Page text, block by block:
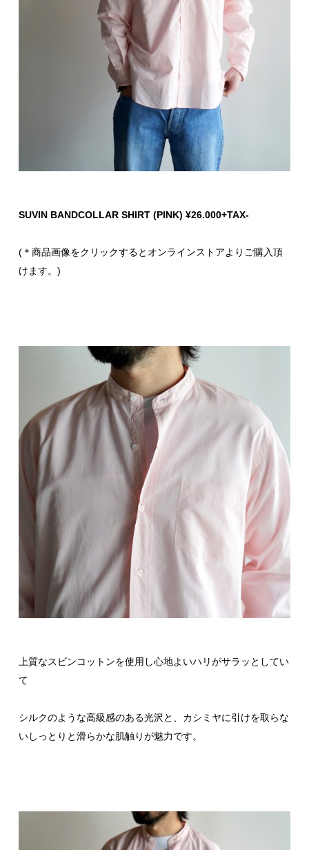
SUVIN BANDCOLLAR SHIRT (PINK) ¥26.000+TAX-
(＊商品画像をクリックするとオンラインストアよりご購入頂
けます。)
上質なスビンコットンを使用し心地よいハリがサラッとしてい
て
シルクのような高級感のある光沢と、カシミヤに引けを取らな
いしっとりと滑らかな肌触りが魅力です。